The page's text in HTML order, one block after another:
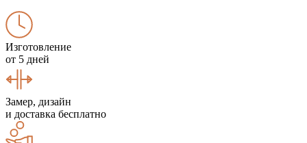
Изготовление
от 5 дней
Замер, дизайн
и доставка бесплатно